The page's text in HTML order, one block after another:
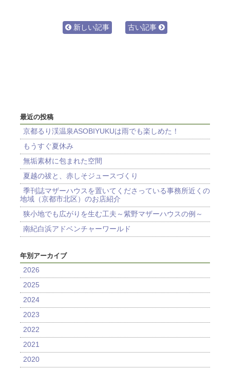
新しい記事 古い記事
最近の投稿
京都るり渓温泉ASOBIYUKUは雨でも楽しめた！
もうすぐ夏休み
無垢素材に包まれた空間
夏越の祓と、赤しそジュースづくり
季刊誌マザーハウスを置いてくださっている事務所近くの
地域（京都市北区）のお店紹介
狭小地でも広がりを生む工夫～紫野マザーハウスの例～
南紀白浜アドベンチャーワールド
年別アーカイブ
2026
2025
2024
2023
2022
2021
2020